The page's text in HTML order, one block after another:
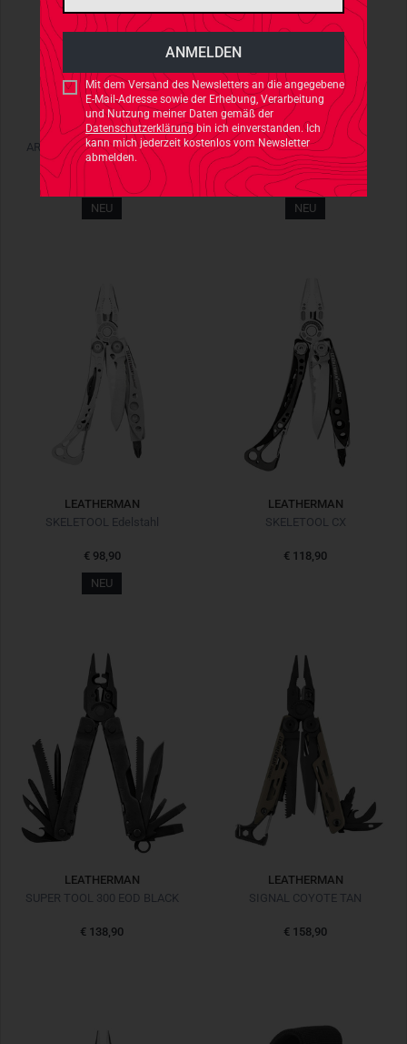
Mit dem Versand des Newsletters an die angegebene
E-Mail-Adresse sowie der Erhebung, Verarbeitung
und Nutzung meiner Daten gemäß der
Datenschutzerklärungbin ich einverstanden. Ich
kann mich jederzeit kostenlos vom Newsletter
abmelden.
LEATHERMAN
ARC Schwarz DLC / Edelstahl
€ 298,90
NEU
LEATHERMAN
Raptor Rescue Holster
€ 19,90
NEU
LEATHERMAN
SKELETOOL Edelstahl
€ 98,90
NEU
LEATHERMAN
SKELETOOL CX
€ 118,90
LEATHERMAN
SUPER TOOL 300 EOD BLACK
€ 138,90
LEATHERMAN
SIGNAL COYOTE TAN
€ 158,90